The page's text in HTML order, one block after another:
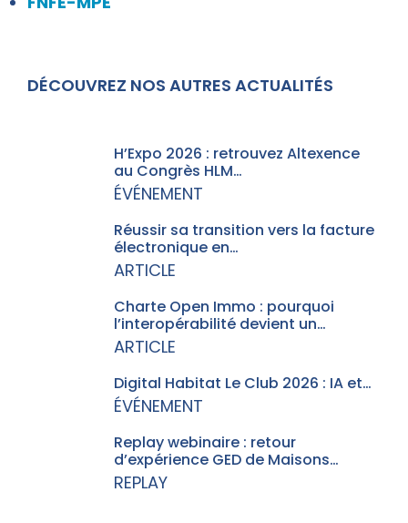
DÉCOUVREZ NOS AUTRES ACTUALITÉS
H’Expo 2026 : retrouvez Altexence
au Congrès HLM…
ÉVÉNEMENT
Réussir sa transition vers la facture
électronique en…
ARTICLE
Charte Open Immo : pourquoi
l’interopérabilité devient un…
ARTICLE
Digital Habitat Le Club 2026 : IA et…
ÉVÉNEMENT
Replay webinaire : retour
d’expérience GED de Maisons…
REPLAY